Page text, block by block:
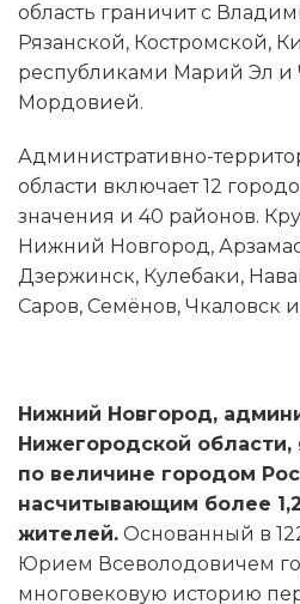
область граничит с
Рязанской, Костромской,
республиками Марий Эл и
Мордовией.
Административно-
области включает 12
значения и 40 районов.
Нижний Новгород,
Дзержинск, Кулебаки,
Саров, Семёнов, Чкаловск
Нижний Новгород,
Нижегородской
по величине городом
насчитывающим более
жителей. Основанный в
Юрием Всеволодовичем
многовековую историю